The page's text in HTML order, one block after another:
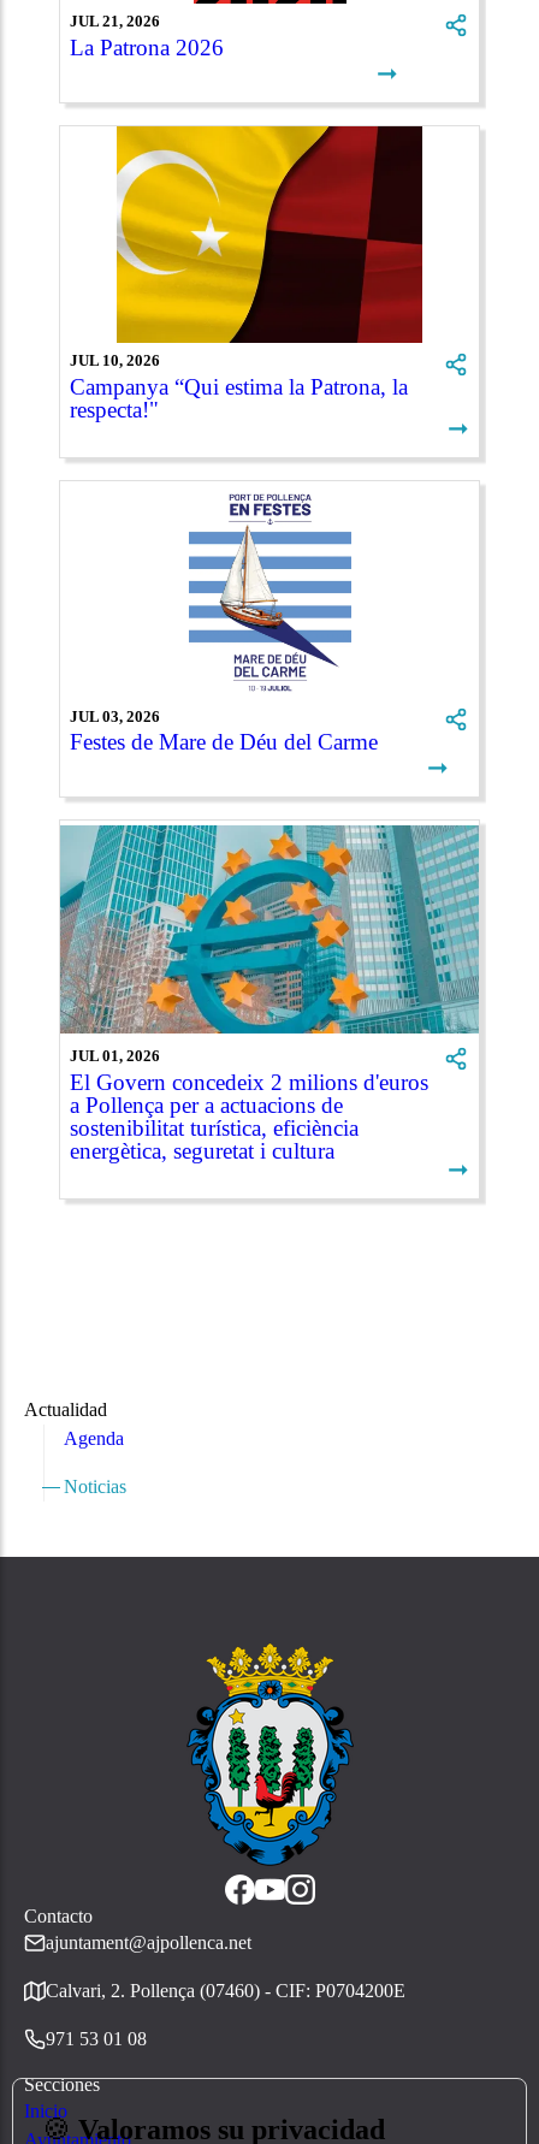
Actualidad
Agenda
Noticias
JUL 21, 2026
La Patrona 2026
➞
JUL 10, 2026
Campanya “Qui estima la Patrona, la
respecta!"
➞
JUL 03, 2026
Festes de Mare de Déu del Carme
➞
JUL 01, 2026
El Govern concedeix 2 milions d'euros
a Pollença per a actuacions de
sostenibilitat turística, eficiència
energètica, seguretat i cultura
➞
Contacto
ajuntament@ajpollenca.net
Calvari, 2. Pollença (07460) - CIF: P0704200E
971 53 01 08
Secciones
Inicio
Ayuntamiento
🍪Valoramos su privacidad